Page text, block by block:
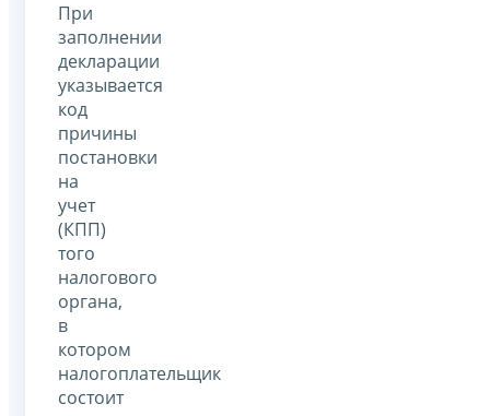
При
заполнении
декларации
указывается
код
причины
постановки
на
учет
(КПП)
того
налогового
органа,
в
котором
налогоплательщик
состоит